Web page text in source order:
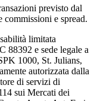
previsto dal
e spread.
limitata
88392 e sede legale a
1000, St. Julians,
autorizzata dalla
di servizi di
sui Mercati dei